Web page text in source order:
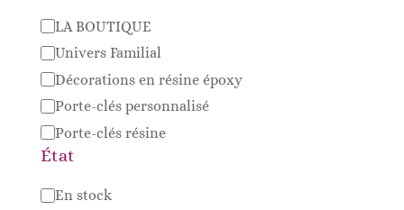
Catégorie
LA BOUTIQUE
Univers Familial
Décorations en résine époxy
Porte-clés personnalisé
Porte-clés résine
État
Disponibilité
En stock